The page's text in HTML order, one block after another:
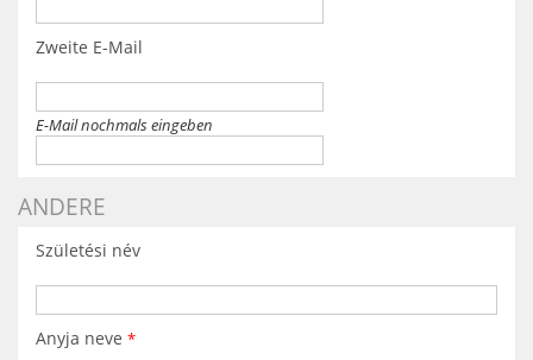
Zweite E-Mail
E-Mail nochmals eingeben
ANDERE
Születési név
Anyja neve *